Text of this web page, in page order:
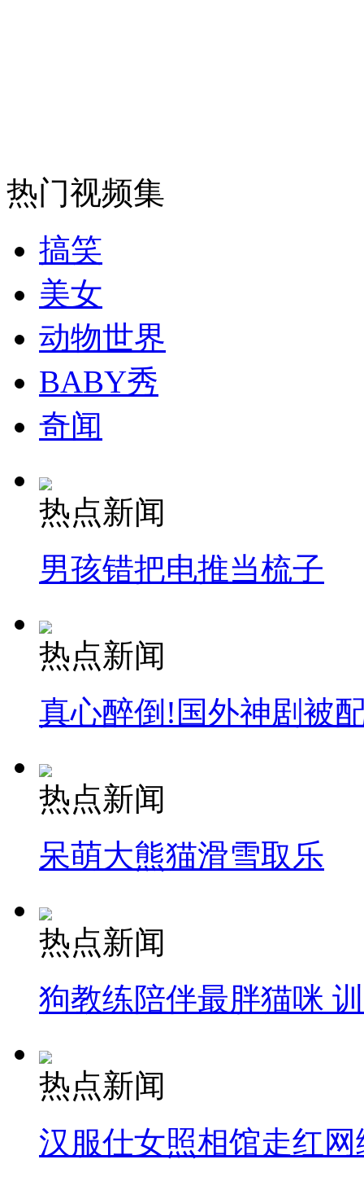
走！跟着总书记去植树
消防员救轻生者
司机酒驾遇交警 急速倒车逃窜
热门视频集
搞笑
美女
动物世界
BABY秀
奇闻
热点新闻
男孩错把电推当梳子
热点新闻
真心醉倒!国外神剧被
热点新闻
呆萌大熊猫滑雪取乐
热点新闻
狗教练陪伴最胖猫咪
热点新闻
汉服仕女照相馆走红网